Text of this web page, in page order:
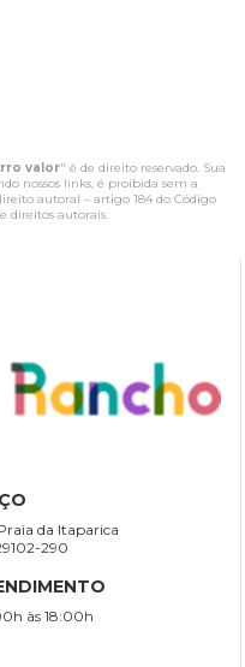
valor" é de direito reservado. Sua
nossos links, é proibida sem a
autoral – artigo 184 do Código
direitos autorais.
da Itaparica
290
às 18:00h